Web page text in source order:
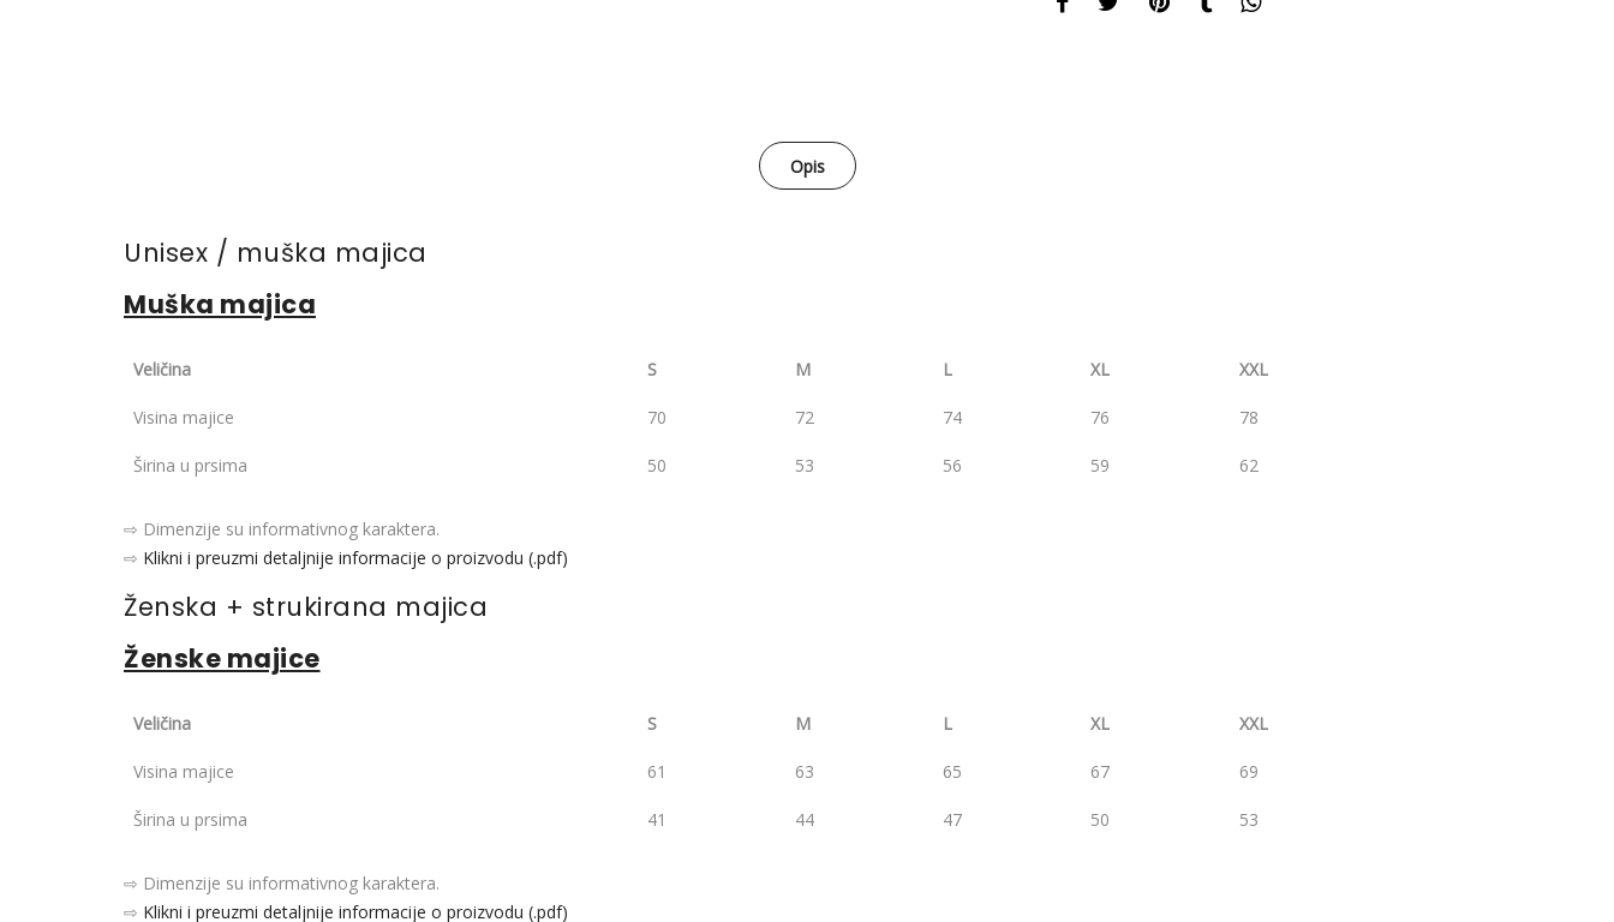
Opis
Unisex / muška majica
Muška majica
Veličina S M L XL XXL
Visina majice 70 72 74 76 78
Širina u prsima 50 53 56 59 62
⇨ Dimenzije su informativnog karaktera.
⇨ Klikni i preuzmi detaljnije informacije o proizvodu (.pdf)
Ženska + strukirana majica
Ženske majice
Veličina S M L XL XXL
Visina majice 61 63 65 67 69
Širina u prsima 41 44 47 50 53
⇨ Dimenzije su informativnog karaktera.
⇨ Klikni i preuzmi detaljnije informacije o proizvodu (.pdf)